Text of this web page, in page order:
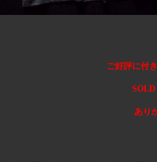
ご好評に
SOLD OUT と
ありがとうござ